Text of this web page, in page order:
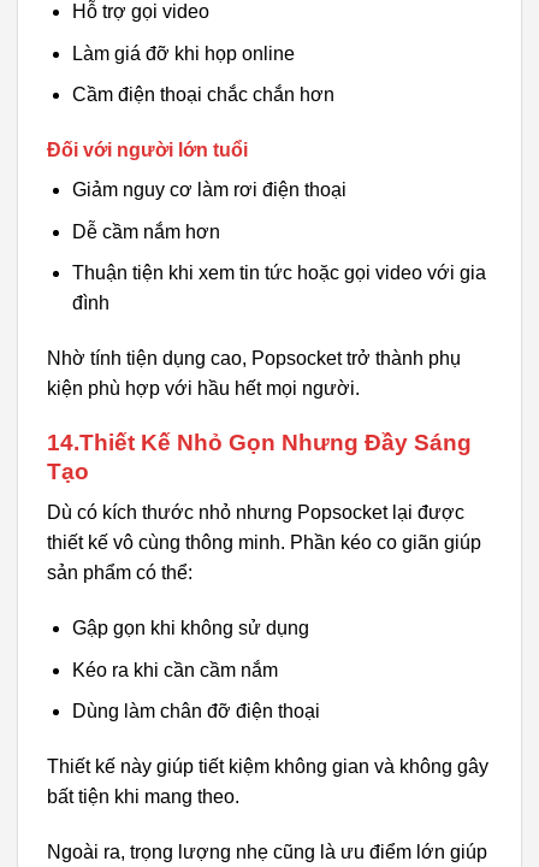
Hỗ trợ gọi video
Làm giá đỡ khi họp online
Cầm điện thoại chắc chắn hơn
Đối với người lớn tuổi
Giảm nguy cơ làm rơi điện thoại
Dễ cầm nắm hơn
Thuận tiện khi xem tin tức hoặc gọi video với gia
đình
Nhờ tính tiện dụng cao, Popsocket trở thành phụ
kiện phù hợp với hầu hết mọi người.
14.Thiết Kế Nhỏ Gọn Nhưng Đầy Sáng
Tạo
Dù có kích thước nhỏ nhưng Popsocket lại được
thiết kế vô cùng thông minh. Phần kéo co giãn giúp
sản phẩm có thể:
Gập gọn khi không sử dụng
Kéo ra khi cần cầm nắm
Dùng làm chân đỡ điện thoại
Thiết kế này giúp tiết kiệm không gian và không gây
bất tiện khi mang theo.
Ngoài ra, trọng lượng nhẹ cũng là ưu điểm lớn giúp